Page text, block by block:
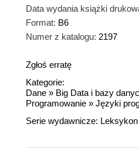
Data wydania książki
Format: B6
Numer z katalogu: 2197
Zgłoś erratę
Kategorie:
Dane » Big Data i bazy
Programowanie » Języki
Serie wydawnicze: